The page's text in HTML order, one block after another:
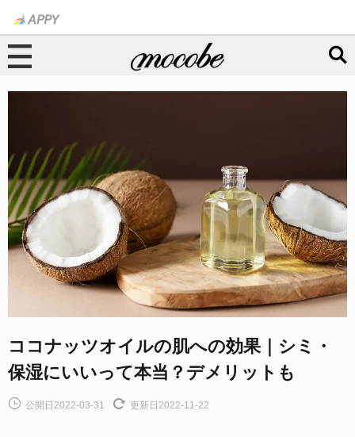
ココナッツオイルの肌への効果｜シミ・
保湿にいいって本当？デメリットも
公開日2022-03-31 更新日2022-11-22